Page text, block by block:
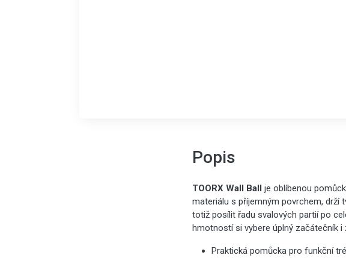
Popis
TOORX Wall Ball je oblíbenou
materiálu s příjemným povrchem, drží
totiž posílit řadu svalových partií po
hmotností si vybere úplný začátečník i
Praktická pomůcka pro funkční